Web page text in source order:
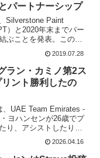
パートナーシップ
Silverstone Paint
）と2020年末までパー
ぶことを発表。この
Technology（以下SPT
2019.07.28
ラン・カミノ第2ス
ント勝利したの
、UAE Team Emirates -
ヨハンセンが26歳でプ
り、アシストしたりで
いていたけれど、よう
だ。第2ステージ ビラ
ス 148.6 k...
2026.04.16